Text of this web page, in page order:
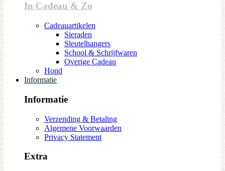
In Cadeau & Zo
Cadeauartikelen
Sieraden
Sleutelhangers
School & Schrijfwaren
Overige Cadeau
Hond
Informatie
Informatie
Verzending & Betaling
Algemene Voorwaarden
Privacy Statement
Extra